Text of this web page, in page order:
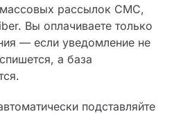
рассылок СМС,
Вы оплачиваете только
— если уведомление не
а база
подставляйте